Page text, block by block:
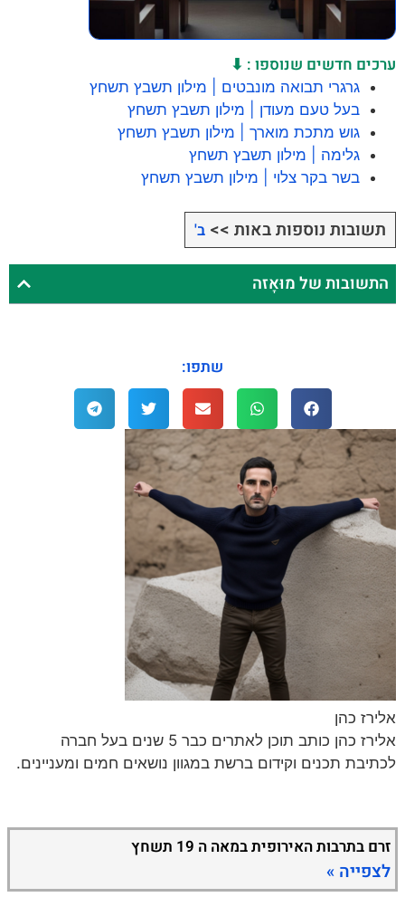
ערכים חדשים שנוספו : ⬇
גרגרי תבואה מונבטים | מילון תשבץ תשחץ
בעל טעם מעודן | מילון תשבץ תשחץ
גוש מתכת מוארך | מילון תשבץ תשחץ
גלימה | מילון תשבץ תשחץ
בשר בקר צלוי | מילון תשבץ תשחץ
תשובות נוספות באות >> ב'
התשובות של מוּאָזה
שתפו:
אלירז כהן
אלירז כהן כותב תוכן לאתרים כבר 5 שנים בעל חברה
לכתיבת תכנים וקידום ברשת במגוון נושאים חמים ומעניינים.
זרם בתרבות האירופית במאה ה 19 תשחץ
לצפייה »